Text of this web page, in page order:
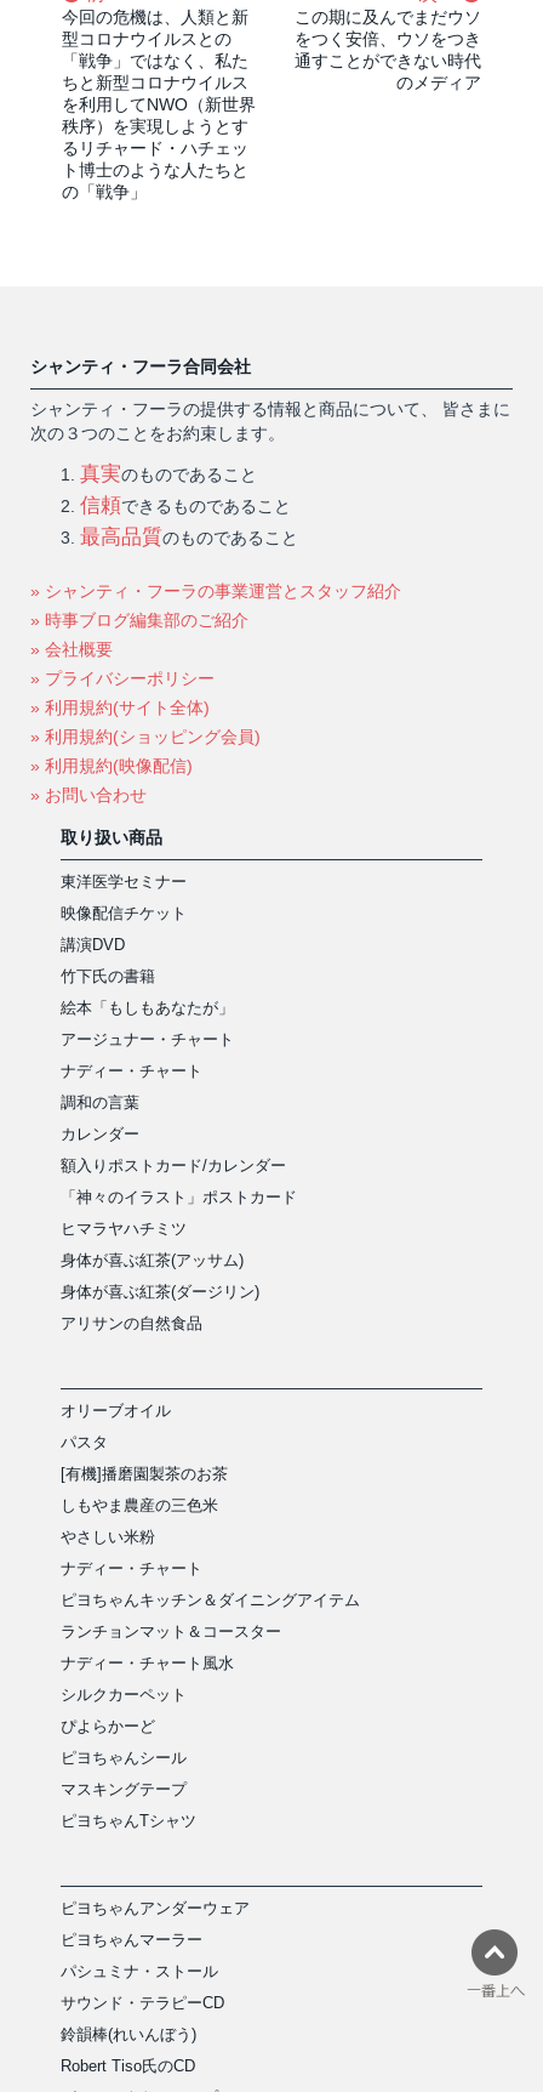
今回の危機は、人類と新
型コロナウイルスとの
「戦争」ではなく、私た
ちと新型コロナウイルス
を利用してNWO（新世界
秩序）を実現しようとす
るリチャード・ハチェッ
ト博士のような人たちと
の「戦争」
この期に及んでまだウソ
をつく安倍、ウソをつき
通すことができない時代
のメディア
シャンティ・フーラ合同会社
シャンティ・フーラの提供する情報と商品について、 皆さまに
次の３つのことをお約束します。
真実のものであること
信頼できるものであること
最高品質のものであること
» シャンティ・フーラの事業運営とスタッフ紹介
» 時事ブログ編集部のご紹介
» 会社概要
» プライバシーポリシー
» 利用規約(サイト全体)
» 利用規約(ショッピング会員)
» 利用規約(映像配信)
» お問い合わせ
取り扱い商品
東洋医学セミナー
映像配信チケット
講演DVD
竹下氏の書籍
絵本「もしもあなたが」
アージュナー・チャート
ナディー・チャート
調和の言葉
カレンダー
額入りポストカード/カレンダー
「神々のイラスト」ポストカード
ヒマラヤハチミツ
身体が喜ぶ紅茶(アッサム)
身体が喜ぶ紅茶(ダージリン)
アリサンの自然食品
オリーブオイル
パスタ
[有機]播磨園製茶のお茶
しもやま農産の三色米
やさしい米粉
ナディー・チャート
ピヨちゃんキッチン＆ダイニングアイテム
ランチョンマット＆コースター
ナディー・チャート風水
シルクカーペット
ぴよらかーど
ピヨちゃんシール
マスキングテープ
ピヨちゃんTシャツ
ピヨちゃんアンダーウェア
ピヨちゃんマーラー
パシュミナ・ストール
サウンド・テラピーCD
鈴韻棒(れいんぼう)
Robert Tiso氏のCD